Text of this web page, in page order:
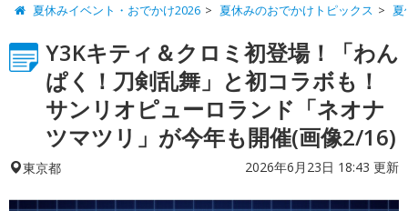
夏休みイベント・おでかけ2026 夏休みのおでかけトピックス 夏
Y3Kキティ＆クロミ初登場！「わん
ぱく！刀剣乱舞」と初コラボも！
サンリオピューロランド「ネオナ
ツマツリ」が今年も開催(画像2/16)
東京都 2026年6月23日 18:43 更新